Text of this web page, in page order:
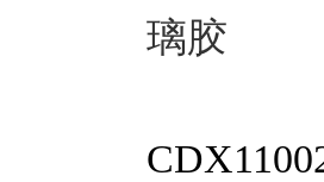
璃胶